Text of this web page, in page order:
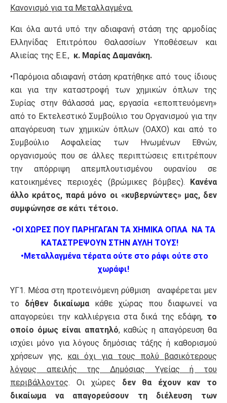
Κανονισμό για τα Μεταλλαγμένα.
Και όλα αυτά υπό την αδιαφανή στάση της αρμοδίας
Ελληνίδας Επιτρόπου Θαλασσίων Υποθέσεων και
Αλιείας της Ε.Ε., κ. Μαρίας Δαμανάκη.
•Παρόμοια αδιαφανή στάση κρατήθηκε από τους ίδιους
και για την καταστροφή των χημικών όπλων της
Συρίας στην θάλασσά μας, εργασία «εποπτευόμενη»
από το Εκτελεστικό Συμβούλιο του Οργανισμού για την
απαγόρευση των χημικών όπλων (ΟΑΧΟ) και από το
Συμβούλιο Ασφαλείας των Ηνωμένων Εθνών,
οργανισμούς που σε άλλες περιπτώσεις επιτρέπουν
την απόρριψη απεμπλουτισμένου ουρανίου σε
κατοικημένες περιοχές (βρώμικες βόμβες). Κανένα
άλλο κράτος, παρά μόνο οι «κυβερνώντες» μας, δεν
συμφώνησε σε κάτι τέτοιο.
•ΟΙ ΧΩΡΕΣ ΠΟΥ ΠΑΡΗΓΑΓΑΝ ΤΑ ΧΗΜΙΚΑ ΟΠΛΑ ΝΑ ΤΑ
ΚΑΤΑΣΤΡΕΨΟΥΝ ΣΤΗΝ ΑΥΛΗ ΤΟΥΣ!
•Μεταλλαγμένα τέρατα ούτε στο ράφι ούτε στο
χωράφι!
ΥΓ1. Μέσα στη προτεινόμενη ρύθμιση αναφέρεται μεν
το δήθεν δικαίωμα κάθε χώρας που διαφωνεί να
απαγορεύει την καλλιέργεια στα δικά της εδάφη, το
οποίο όμως είναι απατηλό, καθώς η απαγόρευση θα
ισχύει μόνο για λόγους δημόσιας τάξης ή καθορισμού
χρήσεων γης, και όχι για τους πολύ βασικότερους
λόγους απειλής της Δημόσιας Υγείας ή του
περιβάλλοντος. Οι χώρες δεν θα έχουν καν το
δικαίωμα να απαγορεύσουν τη διέλευση των